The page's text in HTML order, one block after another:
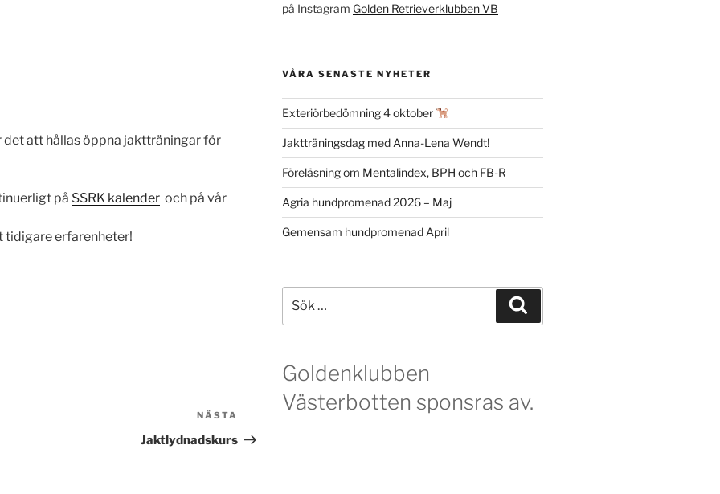
att hållas öppna jaktträningar för
på SSRK kalender och på vår
tidigare erfarenheter!
inlägg
NÄSTA
Jaktlydnadskurs
på Instagram Golden Retrieverklubben VB
VÅRA SENASTE NYHETER
Exteriörbedömning 4 oktober
Jaktträningsdag med Anna-Lena Wendt!
Föreläsning om Mentalindex, BPH och FB-R
Agria hundpromenad 2026 – Maj
Gemensam hundpromenad April
efter:
Goldenklubben
Västerbotten sponsras av.